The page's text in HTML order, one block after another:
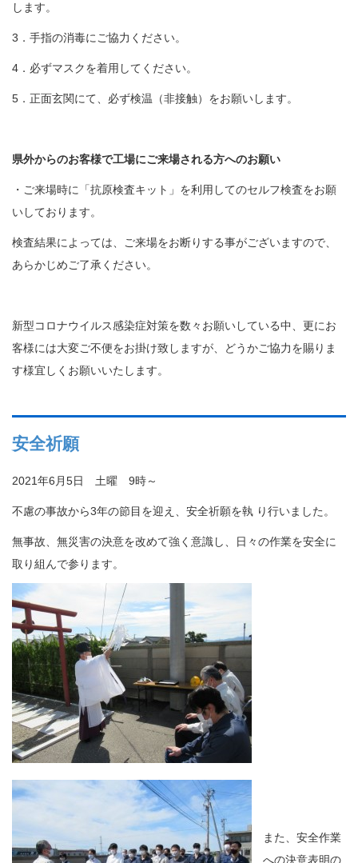
します。
3．手指の消毒にご協力ください。
4．必ずマスクを着用してください。
5．正面玄関にて、必ず検温（非接触）をお願いします。
県外からのお客様で工場にご来場される方へのお願い
・ご来場時に「抗原検査キット」を利用してのセルフ検査をお願
いしております。
検査結果によっては、ご来場をお断りする事がございますので、
あらかじめご了承ください。
新型コロナウイルス感染症対策を数々お願いしている中、更にお
客様には大変ご不便をお掛け致しますが、どうかご協力を賜りま
す様宜しくお願いいたします。
安全祈願
2021年6月5日 土曜 9時～
不慮の事故から3年の節目を迎え、安全祈願を執 り行いました。
無事故、無災害の決意を改めて強く意識し、日々の作業を安全に
取り組んで参ります。
また、安全作業
への決意表明の